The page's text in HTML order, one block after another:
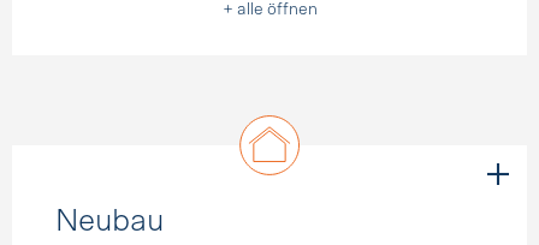
+ alle öffnen
Neubau